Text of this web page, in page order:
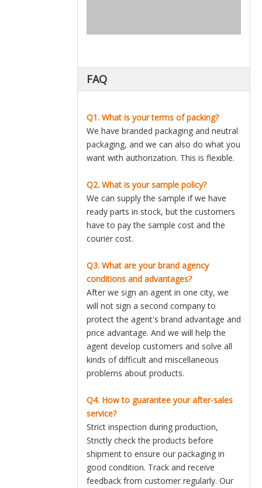
FAQ
Q1. What is your terms of packing?
We have branded packaging and neutral
packaging, and we can also do what you
want with authorization. This is flexible.
Q2. What is your sample policy?
We can supply the sample if we have
ready parts in stock, but the customers
have to pay the sample cost and the
courier cost.
Q3. What are your brand agency
conditions and advantages?
After we sign an agent in one city, we
will not sign a second company to
protect the agent's brand advantage and
price advantage. And we will help the
agent develop customers and solve all
kinds of difficult and miscellaneous
problems about products.
Q4. How to guarantee your after-sales
service?
Strict inspection during production,
Strictly check the products before
shipment to ensure our packaging in
good condition. Track and receive
feedback from customer regularly. Our